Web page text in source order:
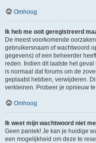
Omhoog
Ik heb me ooit geregistreerd
De meest voorkomende
gebruikersnaam of wachtwoord
gegevens) of een beheerder
reden. Indien dit laatste het
is normaal dat forums om de
geplaatst hebben, verwijderen.
verkleinen. Probeer je opnieuw
Omhoog
Ik weet mijn wachtwoord niet
Geen paniek! Je kan je huidige
een mogelijkheid om deze te